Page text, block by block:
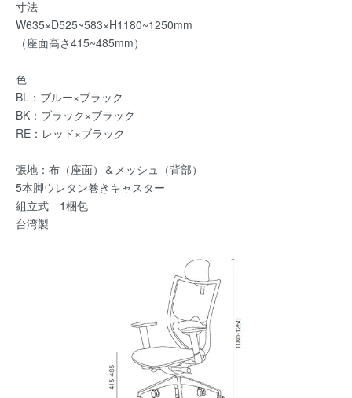
寸法
W635×D525~583×H1180~1250mm
（座面高さ415~485mm）
色
BL：ブルー×ブラック
BK：ブラック×ブラック
RE：レッド×ブラック
張地：布（座面）＆メッシュ（背部）
5本脚ウレタン巻きキャスター
組立式 1梱包
台湾製